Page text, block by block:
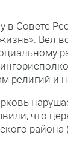
Совете
Вел
религий и
что
района